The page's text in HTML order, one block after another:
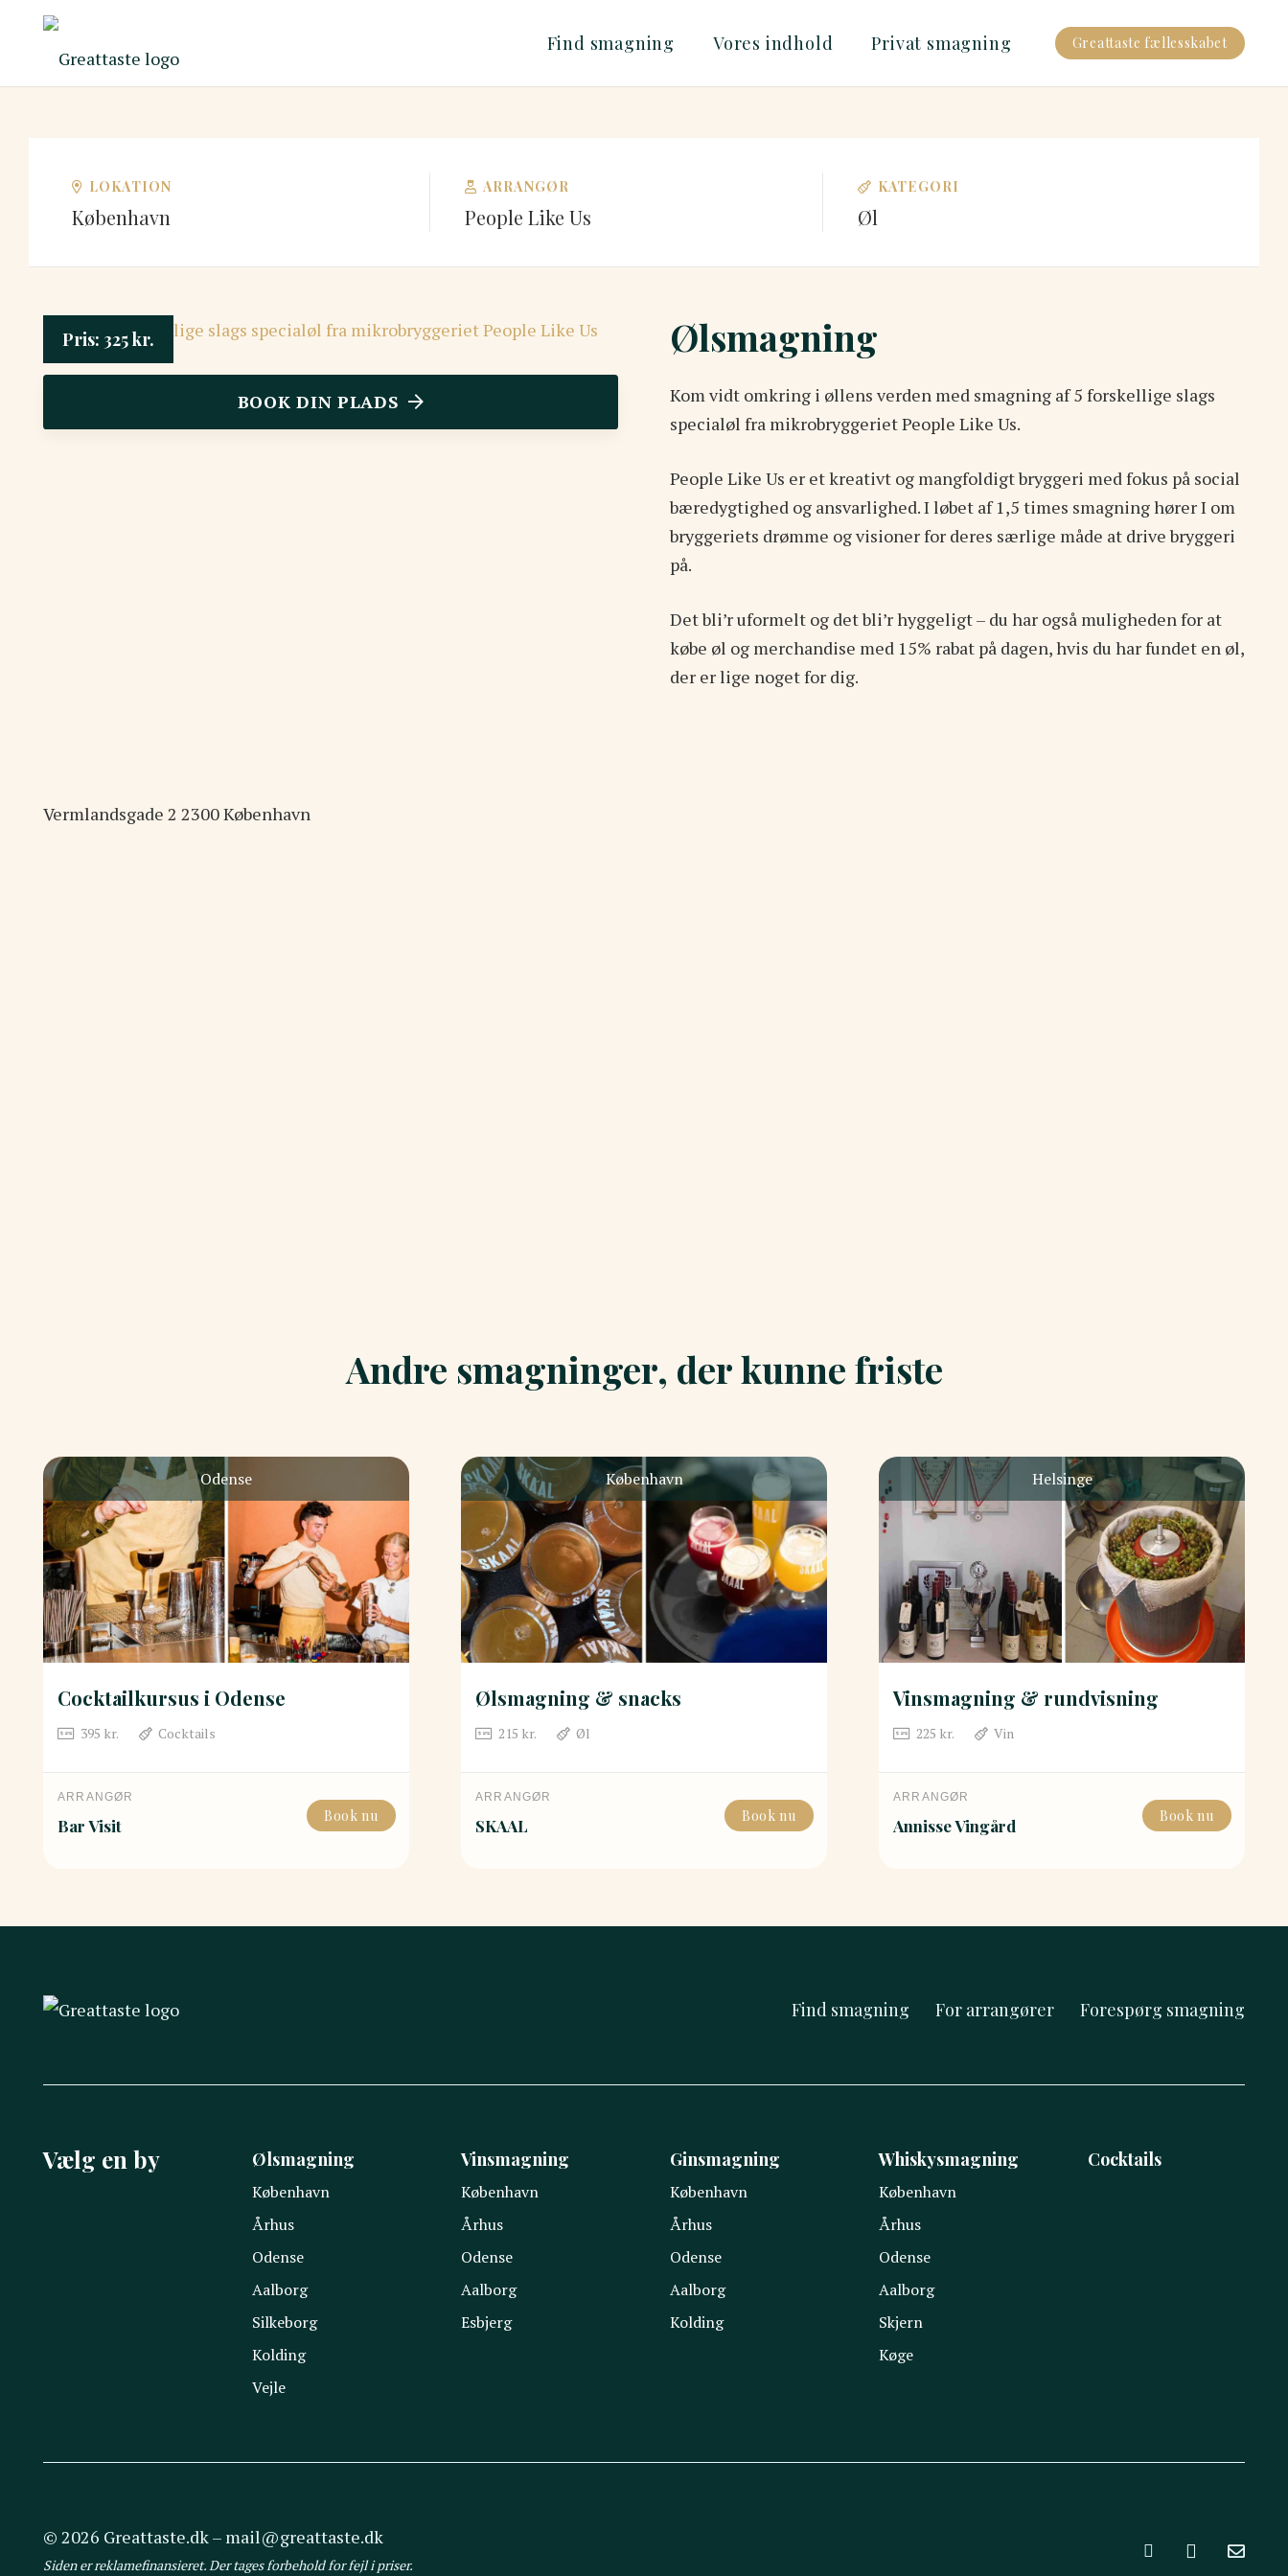
Find smagning Vores indhold Privat smagning Greattaste fællesskabet
LOKATION
København
ARRANGØR
People Like Us
KATEGORI
Øl
Pris: 325kr.
BOOK DIN PLADS
Ølsmagning
Kom vidt omkring i øllens verden med smagning af 5 forskellige slags
specialøl fra mikrobryggeriet People Like Us.
People Like Us er et kreativt og mangfoldigt bryggeri med fokus på social
bæredygtighed og ansvarlighed. I løbet af 1,5 times smagning hører I om
bryggeriets drømme og visioner for deres særlige måde at drive bryggeri
på.
Det bli’r uformelt og det bli’r hyggeligt – du har også muligheden for at
købe øl og merchandise med 15% rabat på dagen, hvis du har fundet en øl,
der er lige noget for dig.
Vermlandsgade 2 2300København
Andre smagninger, der kunne friste
Odense
Cocktailkursus i Odense
395 kr. Cocktails
ARRANGØR
Bar Visit Book nu
København
Ølsmagning & snacks
215 kr. Øl
ARRANGØR
SKAAL Book nu
Helsinge
Vinsmagning & rundvisning
225 kr. Vin
ARRANGØR
Annisse Vingård Book nu
Find smagning For arrangører Forespørg smagning
Vælg en by Ølsmagning
København
Århus
Odense
Aalborg
Silkeborg
Kolding
Vejle
Vinsmagning
København
Århus
Odense
Aalborg
Esbjerg
Ginsmagning
København
Århus
Odense
Aalborg
Kolding
Whiskysmagning
København
Århus
Odense
Aalborg
Skjern
Køge
Cocktails
© 2026 Greattaste.dk – mail@greattaste.dk
Siden er reklamefinansieret. Der tages forbehold for fejl i priser.